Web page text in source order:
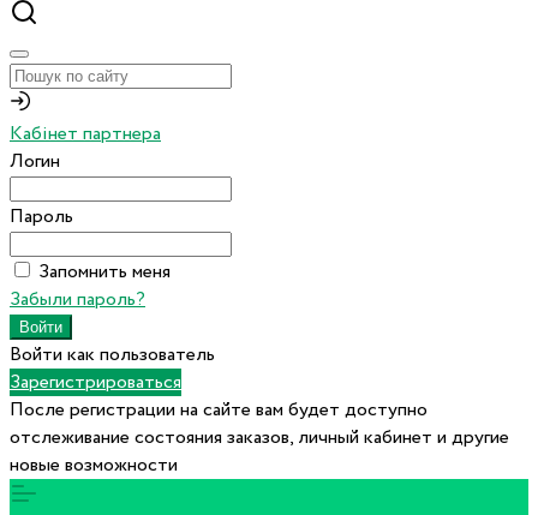
Кабінет партнера
Логин
Пароль
Запомнить меня
Забыли пароль?
Войти как пользователь
Зарегистрироваться
После регистрации на сайте вам будет доступно
отслеживание состояния заказов, личный кабинет и другие
новые возможности